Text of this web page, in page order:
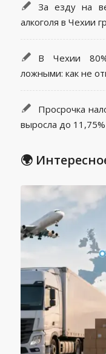
За езду на
алкоголя в Чехии
В Чехии 80%
ложными: как не
Просрочка
выросла до
🌍